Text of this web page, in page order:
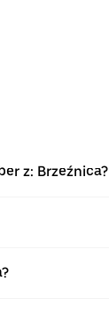
z: Brzeźnica?